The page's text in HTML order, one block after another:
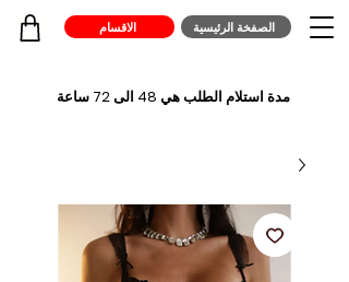
الصفخة الرئيسية الاقسام
مدة استلام الطلب هي 48 الى 72 ساعة